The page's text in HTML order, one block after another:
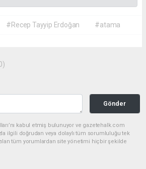
#Recep Tayyip Erdoğan #atama
Gönder
kabul etmiş bulunuyor ve gazetehalk.com
ilgili doğrudan veya dolaylı tüm sorumluluğu tek
tüm yorumlardan site yönetimi hiçbir şekilde